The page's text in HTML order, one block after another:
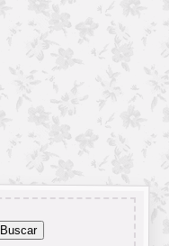
Buscar